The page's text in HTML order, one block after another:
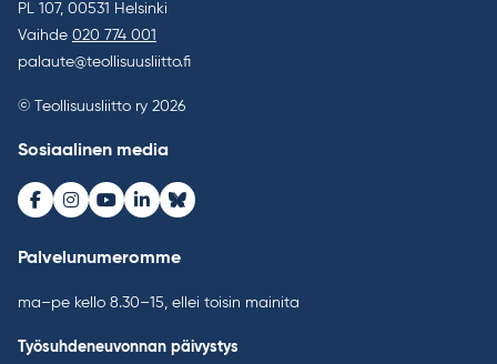
PL 107, 00531 Helsinki
Vaihde 020 774 001
palaute@teollisuusliitto.fi
© Teollisuusliitto ry 2026
Sosiaalinen media
Facebook
Instagram
Youtube
LinkedInBluesky
Palvelunumeromme
ma–pe kello 8.30–15, ellei toisin mainita
Työsuhdeneuvonnan päivystys